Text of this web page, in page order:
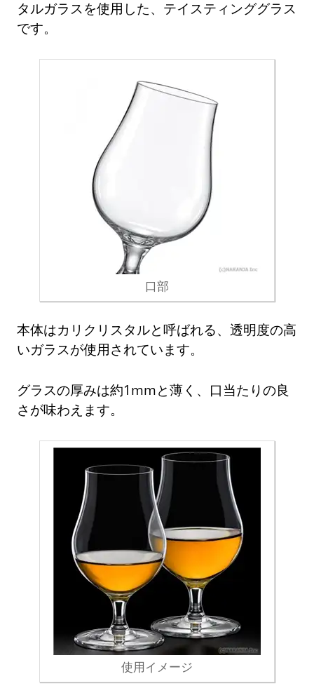
タルガラスを使用した、テイスティンググラス
です。
口部
本体はカリクリスタルと呼ばれる、透明度の高
いガラスが使用されています。
グラスの厚みは約1mmと薄く、口当たりの良
さが味わえます。
使用イメージ